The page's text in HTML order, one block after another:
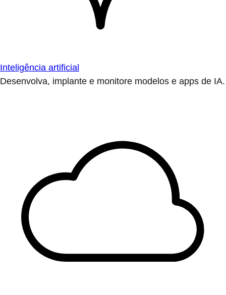
Inteligência artificial
Desenvolva, implante e monitore modelos e apps de IA.